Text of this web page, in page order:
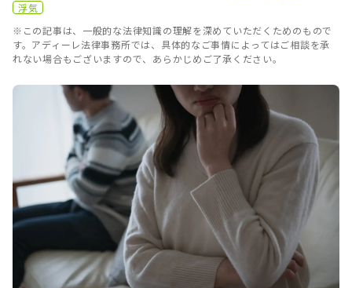
浮気
※この記事は、一般的な法律知識の理解を深めていただくためのもので
す。アディーレ法律事務所では、具体的なご事情によってはご相談を承
れない場合もございますので、あらかじめご了承ください。